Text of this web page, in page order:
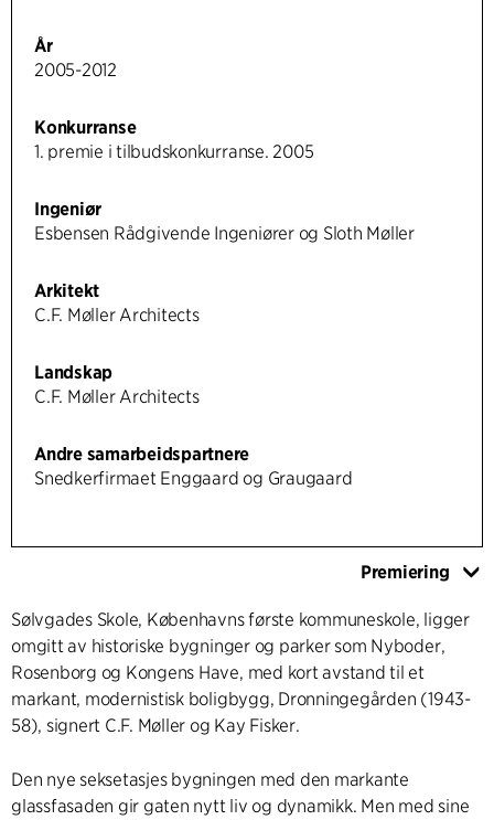
År
2005-2012
Konkurranse
1. premie i tilbudskonkurranse. 2005
Ingeniør
Esbensen Rådgivende Ingeniører og Sloth Møller
Arkitekt
C.F. Møller Architects
Landskap
C.F. Møller Architects
Andre samarbeidspartnere
Snedkerfirmaet Enggaard og Graugaard
Premiering
Sølvgades Skole, Københavns første kommuneskole, ligger
omgitt av historiske bygninger og parker som Nyboder,
Rosenborg og Kongens Have, med kort avstand til et
markant, modernistisk boligbygg, Dronningegården (1943-
58), signert C.F. Møller og Kay Fisker.
Den nye seksetasjes bygningen med den markante
glassfasaden gir gaten nytt liv og dynamikk. Men med sine